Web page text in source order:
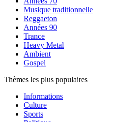
Musique traditionnelle
Reggaeton
Années 90
Trance
Heavy Metal
Ambient
Gospel
Thèmes les plus populaires
Informations
Culture
Sports